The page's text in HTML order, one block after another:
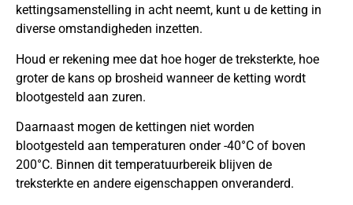
kettingsamenstelling in acht neemt, kunt u de ketting in
diverse omstandigheden inzetten.
Houd er rekening mee dat hoe hoger de treksterkte, hoe
groter de kans op brosheid wanneer de ketting wordt
blootgesteld aan zuren.
Daarnaast mogen de kettingen niet worden
blootgesteld aan temperaturen onder -40°C of boven
200°C. Binnen dit temperatuurbereik blijven de
treksterkte en andere eigenschappen onveranderd.